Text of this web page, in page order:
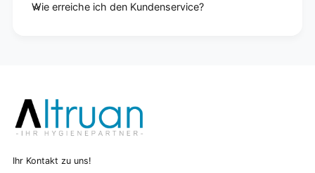
Wie erreiche ich den Kundenservice?
Ihr Kontakt zu uns!